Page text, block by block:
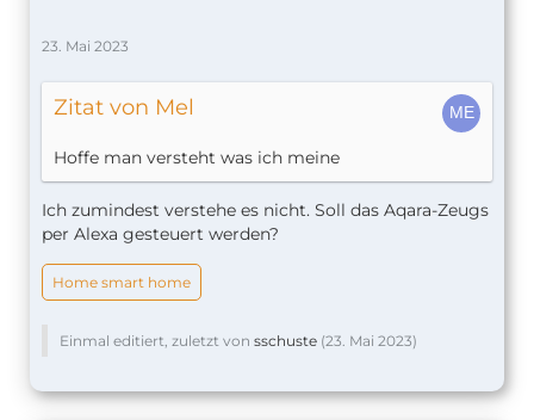
23. Mai 2023
Zitat von Mel
Hoffe man versteht was ich meine
Ich zumindest verstehe es nicht. Soll das Aqara-Zeugs
per Alexa gesteuert werden?
Home smart home
Einmal editiert, zuletzt von sschuste (23. Mai 2023)